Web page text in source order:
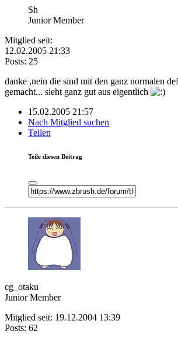
Sh
Junior Member
Mitglied seit:
12.02.2005 21:33
Posts: 25
danke ,nein die sind mit den ganz normalen
gemacht... sieht ganz gut aus eigentlich
15.02.2005 21:57
Nach Mitglied suchen
Teilen
Teile diesen Beitrag
cg_otaku
Junior Member
Mitglied seit: 19.12.2004 13:39
Posts: 62